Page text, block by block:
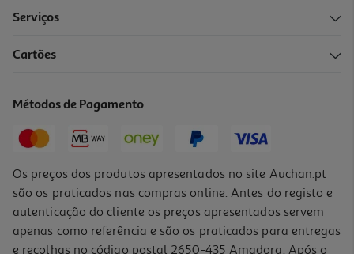
Serviços
Cartões
Métodos de Pagamento
Os preços dos produtos apresentados no site Auchan.pt
são os praticados nas compras online. Antes do registo e
autenticação do cliente os preços apresentados servem
apenas como referência e são os praticados para entregas
e recolhas no código postal 2650-435 Amadora. Após o